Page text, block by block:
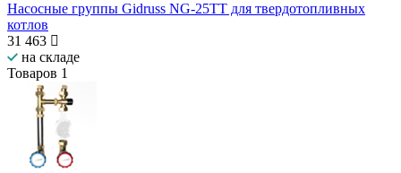
Насосные группы Gidruss NG-25TT для твердотопливных
котлов
31 463
на складе
Товаров 1